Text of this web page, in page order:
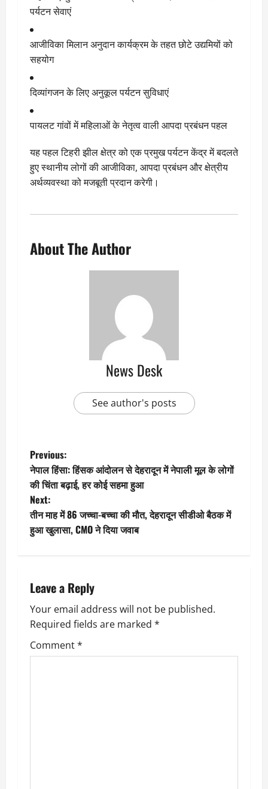
पर्यटन सेवाएं
आजीविका मिलान अनुदान कार्यक्रम के तहत छोटे उद्यमियों को
सहयोग
दिव्यांगजन के लिए अनुकूल पर्यटन सुविधाएं
पायलट गांवों में महिलाओं के नेतृत्व वाली आपदा प्रबंधन पहल
यह पहल टिहरी झील क्षेत्र को एक प्रमुख पर्यटन केंद्र में बदलते
हुए स्थानीय लोगों की आजीविका, आपदा प्रबंधन और क्षेत्रीय
अर्थव्यवस्था को मजबूती प्रदान करेगी।
About The Author
News Desk
See author's posts
P
o
s
t
a
v
i
g
Previous:
नेपाल हिंसा: हिंसक आंदोलन से देहरादून में नेपाली मूल के लोगों
की चिंता बढ़ाई, हर कोई सहमा हुआ
Next:
तीन माह में 86 जच्चा-बच्चा की मौत, देहरादून सीडीओ बैठक में
हुआ खुलासा, CMO ने दिया जवाब
Leave a Reply
Your email address will not be published.
Required fields are marked *
Comment*